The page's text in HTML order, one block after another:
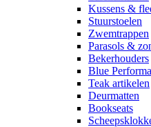
Kussens &
Stuurstoelen
Zwemtrappen
Parasols &
Bekerhouders
Blue
Teak artikelen
Deurmatten
Bookseats